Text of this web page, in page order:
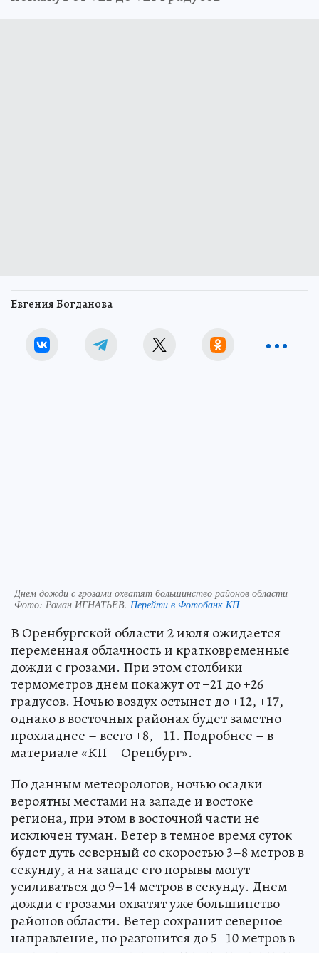
Евгения Богданова
Днем дожди с грозами охватят большинство районов области
Фото: Роман ИГНАТЬЕВ. Перейти в Фотобанк КП
В Оренбургской области 2 июля ожидается
переменная облачность и кратковременные
дожди с грозами. При этом столбики
термометров днем покажут от +21 до +26
градусов. Ночью воздух остынет до +12, +17,
однако в восточных районах будет заметно
прохладнее – всего +8, +11. Подробнее – в
материале «КП – Оренбург».
По данным метеорологов, ночью осадки
вероятны местами на западе и востоке
региона, при этом в восточной части не
исключен туман. Ветер в темное время суток
будет дуть северный со скоростью 3–8 метров в
секунду, а на западе его порывы могут
усиливаться до 9–14 метров в секунду. Днем
дожди с грозами охватят уже большинство
районов области. Ветер сохранит северное
направление, но разгонится до 5–10 метров в